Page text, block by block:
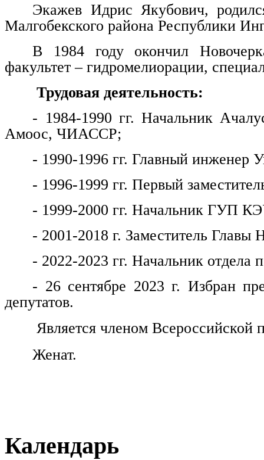
Экажев Идрис Якубович,
Малгобекского района Республики
В 1984 году окончил
факультет – гидромелиорации,
Трудовая деятельность:
- 1984-1990 гг. Начальник
Амоос, ЧИАССР;
- 1990-1996 гг. Главный
- 1996-1999 гг. Первый
- 1999-2000 гг. Начальник ГУП
- 2001-2018 г. Заместитель Главы
- 2022-2023 гг. Начальник
- 26 сентябре 2023 г. Избран
депутатов.
Является членом Всероссийской
Женат.
Календарь